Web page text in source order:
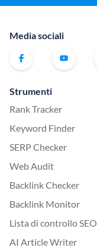
Media sociali
Strumenti
Rank Tracker
Keyword Finder
SERP Checker
Web Audit
Backlink Checker
Backlink Monitor
Lista di controllo SEO
AI Article Writer